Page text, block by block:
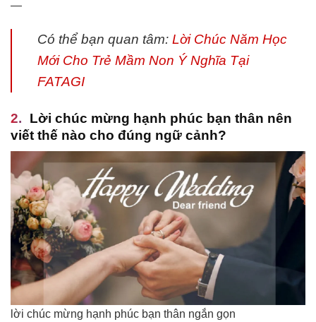
—
Có thể bạn quan tâm: Lời Chúc Năm Học
Mới Cho Trẻ Mầm Non Ý Nghĩa Tại
FATAGI
Lời chúc mừng hạnh phúc bạn thân nên
viết thế nào cho đúng ngữ cảnh?
lời chúc mừng hạnh phúc bạn thân ngắn gọn